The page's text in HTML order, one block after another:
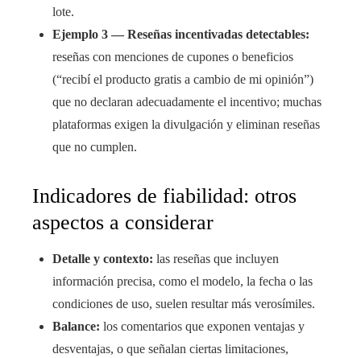
lote.
Ejemplo 3 — Reseñas incentivadas detectables:
reseñas con menciones de cupones o beneficios
(“recibí el producto gratis a cambio de mi opinión”)
que no declaran adecuadamente el incentivo; muchas
plataformas exigen la divulgación y eliminan reseñas
que no cumplen.
Indicadores de fiabilidad: otros
aspectos a considerar
Detalle y contexto: las reseñas que incluyen
información precisa, como el modelo, la fecha o las
condiciones de uso, suelen resultar más verosímiles.
Balance: los comentarios que exponen ventajas y
desventajas, o que señalan ciertas limitaciones,